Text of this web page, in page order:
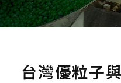
台灣優粒子